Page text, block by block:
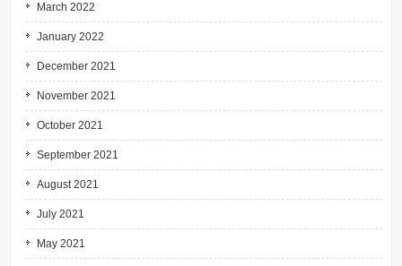
March 2022
January 2022
December 2021
November 2021
October 2021
September 2021
August 2021
July 2021
May 2021